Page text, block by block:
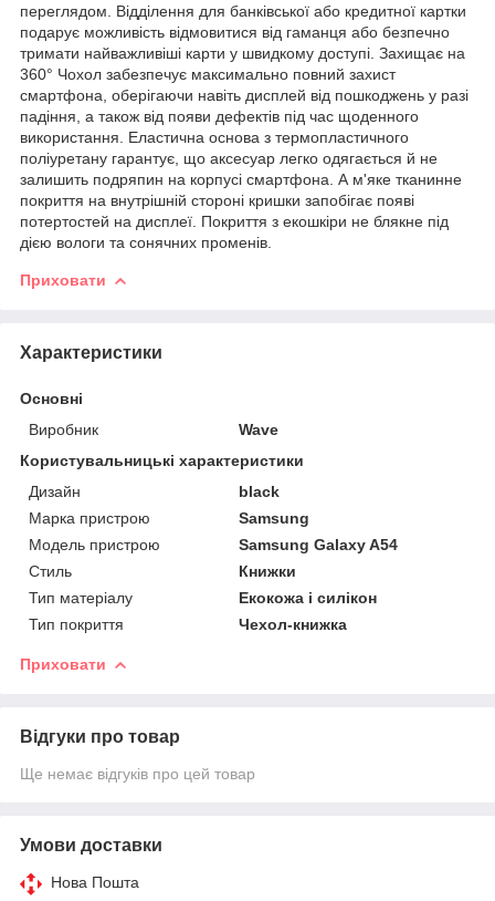
переглядом. Відділення для банківської або кредитної картки
подарує можливість відмовитися від гаманця або безпечно
тримати найважливіші карти у швидкому доступі. Захищає на
360° Чохол забезпечує максимально повний захист
смартфона, оберігаючи навіть дисплей від пошкоджень у разі
падіння, а також від появи дефектів під час щоденного
використання. Еластична основа з термопластичного
поліуретану гарантує, що аксесуар легко одягається й не
залишить подряпин на корпусі смартфона. А м'яке тканинне
покриття на внутрішній стороні кришки запобігає появі
потертостей на дисплеї. Покриття з екошкіри не блякне під
дією вологи та сонячних променів.
Приховати
Характеристики
Основні
Виробник
Wave
Користувальницькі характеристики
Дизайн
black
Марка пристрою
Samsung
Модель пристрою
Samsung Galaxy A54
Стиль
Книжки
Тип матеріалу
Екокожа і силікон
Тип покриття
Чехол-книжка
Приховати
Відгуки про товар
Ще немає відгуків про цей товар
Умови доставки
Нова Пошта